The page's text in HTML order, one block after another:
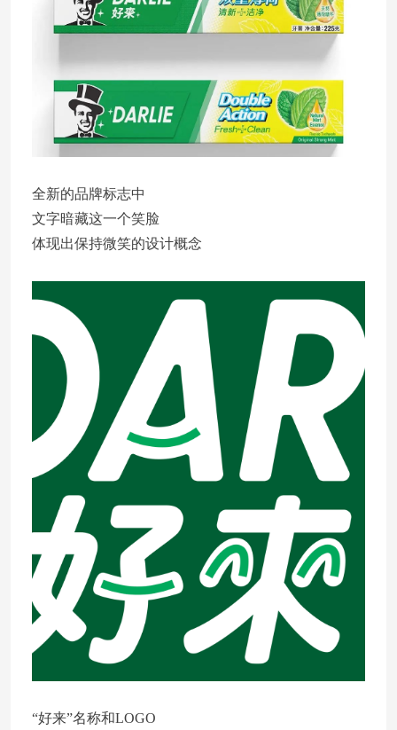
全新的品牌标志中
文字暗藏这一个笑脸
体现出保持微笑的设计概念
“好来”名称和LOGO